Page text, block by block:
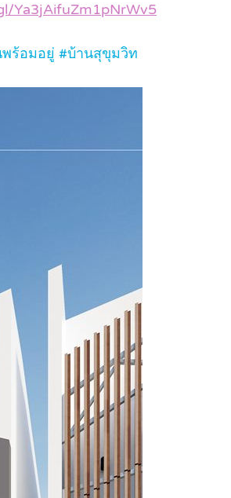
Ya3jAifuZm1pNrWv5
ร้อมอยู่ #บ้านสุขุมวิท